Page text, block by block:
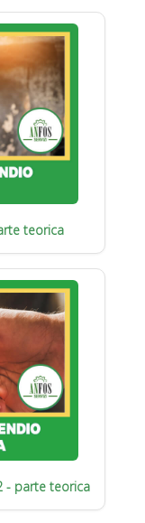
teorica
- parte teorica